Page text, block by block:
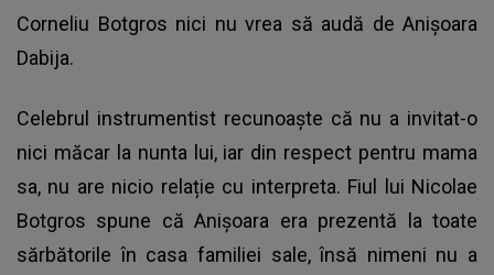
Corneliu Botgros nici nu vrea să audă de Anișoara
Dabija.
Celebrul instrumentist recunoaște că nu a invitat-o
nici măcar la nunta lui, iar din respect pentru mama
sa, nu are nicio relație cu interpreta. Fiul lui Nicolae
Botgros spune că Anișoara era prezentă la toate
sărbătorile în casa familiei sale, însă nimeni nu a